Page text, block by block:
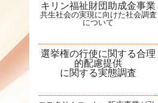
キリン福祉財団助成金事業
共生社会の実現に向けた社会調査
について
選挙権の行使に関する合理
的配慮提供
に関する実態調査